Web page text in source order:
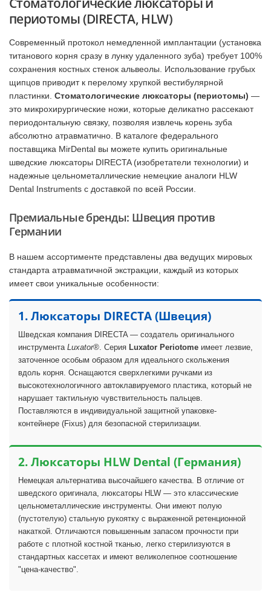
периотомы (DIRECTA, HLW)
Современный протокол немедленной имплантации (установка
титанового корня сразу в лунку удаленного зуба) требует 100%
сохранения костных стенок альвеолы. Использование грубых
щипцов приводит к перелому хрупкой вестибулярной
пластинки. Стоматологические люксаторы (периотомы) —
это микрохирургические ножи, которые деликатно рассекают
периодонтальную связку, позволяя извлечь корень зуба
абсолютно атравматично. В каталоге федерального
поставщика MirDental вы можете купить оригинальные
шведские люксаторы DIRECTA (изобретатели технологии) и
надежные цельнометаллические немецкие аналоги HLW
Dental Instruments с доставкой по всей России.
Премиальные бренды: Швеция против
Германии
В нашем ассортименте представлены два ведущих мировых
стандарта атравматичной экстракции, каждый из которых
имеет свои уникальные особенности:
1. Люксаторы DIRECTA (Швеция)
Шведская компания DIRECTA — создатель оригинального
инструмента Luxator® . Серия Luxator Periotome имеет лезвие,
заточенное особым образом для идеального скольжения
вдоль корня. Оснащаются сверхлегкими ручками из
высокотехнологичного автоклавируемого пластика, который не
нарушает тактильную чувствительность пальцев.
Поставляются в индивидуальной защитной упаковке-
контейнере (Fixus) для безопасной стерилизации.
2. Люксаторы HLW Dental (Германия)
Немецкая альтернатива высочайшего качества. В отличие от
шведского оригинала, люксаторы HLW — это классические
цельнометаллические инструменты. Они имеют полую
(пустотелую) стальную рукоятку с выраженной ретенционной
накаткой. Отличаются повышенным запасом прочности при
работе с плотной костной тканью, легко стерилизуются в
стандартных кассетах и имеют великолепное соотношение
"цена-качество".